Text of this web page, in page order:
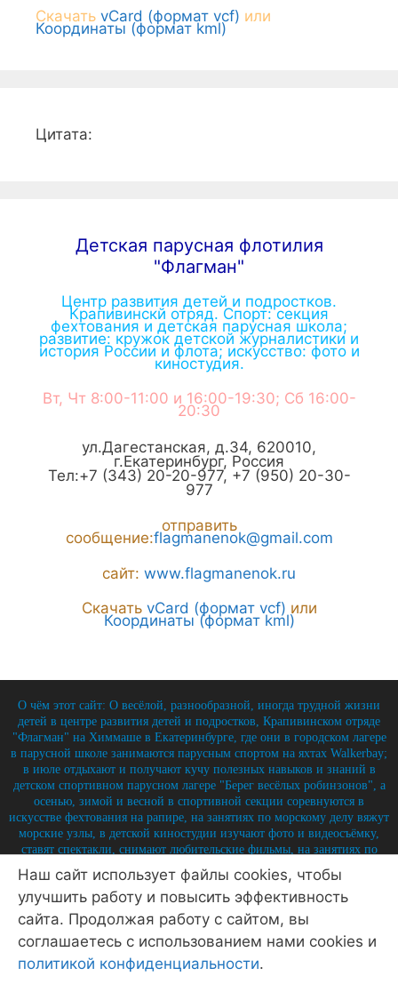
Скачать vCard (формат vcf) или
Координаты (формат kml)
Цитата:
Детская парусная флотилия
"Флагман"
Центр развития детей и подростков.
Крапивинскй отряд. Спорт: секция
фехтования и детская парусная школа;
развитие: кружок детской журналистики и
история России и флота; искусство: фото и
киностудия.
Вт, Чт 8:00-11:00 и 16:00-19:30; Сб 16:00-
20:30
ул.Дагестанская, д.34, 620010,
г.Екатеринбург, Россия
Тел:+7 (343) 20-20-977, +7 (950) 20-30-
977
отправить
сообщение:flagmanenok@gmail.com
сайт: www.flagmanenok.ru
Скачать vCard (формат vcf) или
Координаты (формат kml)
О чём этот сайт: О весёлой, разнообразной, иногда трудной жизни
детей в центре развития детей и подростков, Крапивинском отряде
"Флагман" на Химмаше в Екатеринбурге, где они в городском лагере
в парусной школе занимаются парусным спортом на яхтах Walkerbay;
в июле отдыхают и получают кучу полезных навыков и знаний в
детском спортивном парусном лагере "Берег весёлых робинзонов", а
осенью, зимой и весной в спортивной секции соревнуются в
искусстве фехтования на рапире, на занятиях по морскому делу вяжут
морские узлы, в детской киностудии изучают фото и видеосъёмку,
ставят спектакли, снимают любительские фильмы, на занятиях по
истории углубляют свои знания по историю России и флота, и
круглый год на занятиях по детской журналистике практикуются в
написании заметок, репортажей, интервью, выпуская стен-газету и
выкладывая лучшие материалы на отрядный сайт.
© 2026 Крапивинский отряд Флагман - детский центр
Екатеринбург• Создано вGeneratePress
Наш сайт использует файлы cookies, чтобы
улучшить работу и повысить эффективность
сайта. Продолжая работу с сайтом, вы
соглашаетесь с использованием нами cookies и
политикой конфиденциальности.